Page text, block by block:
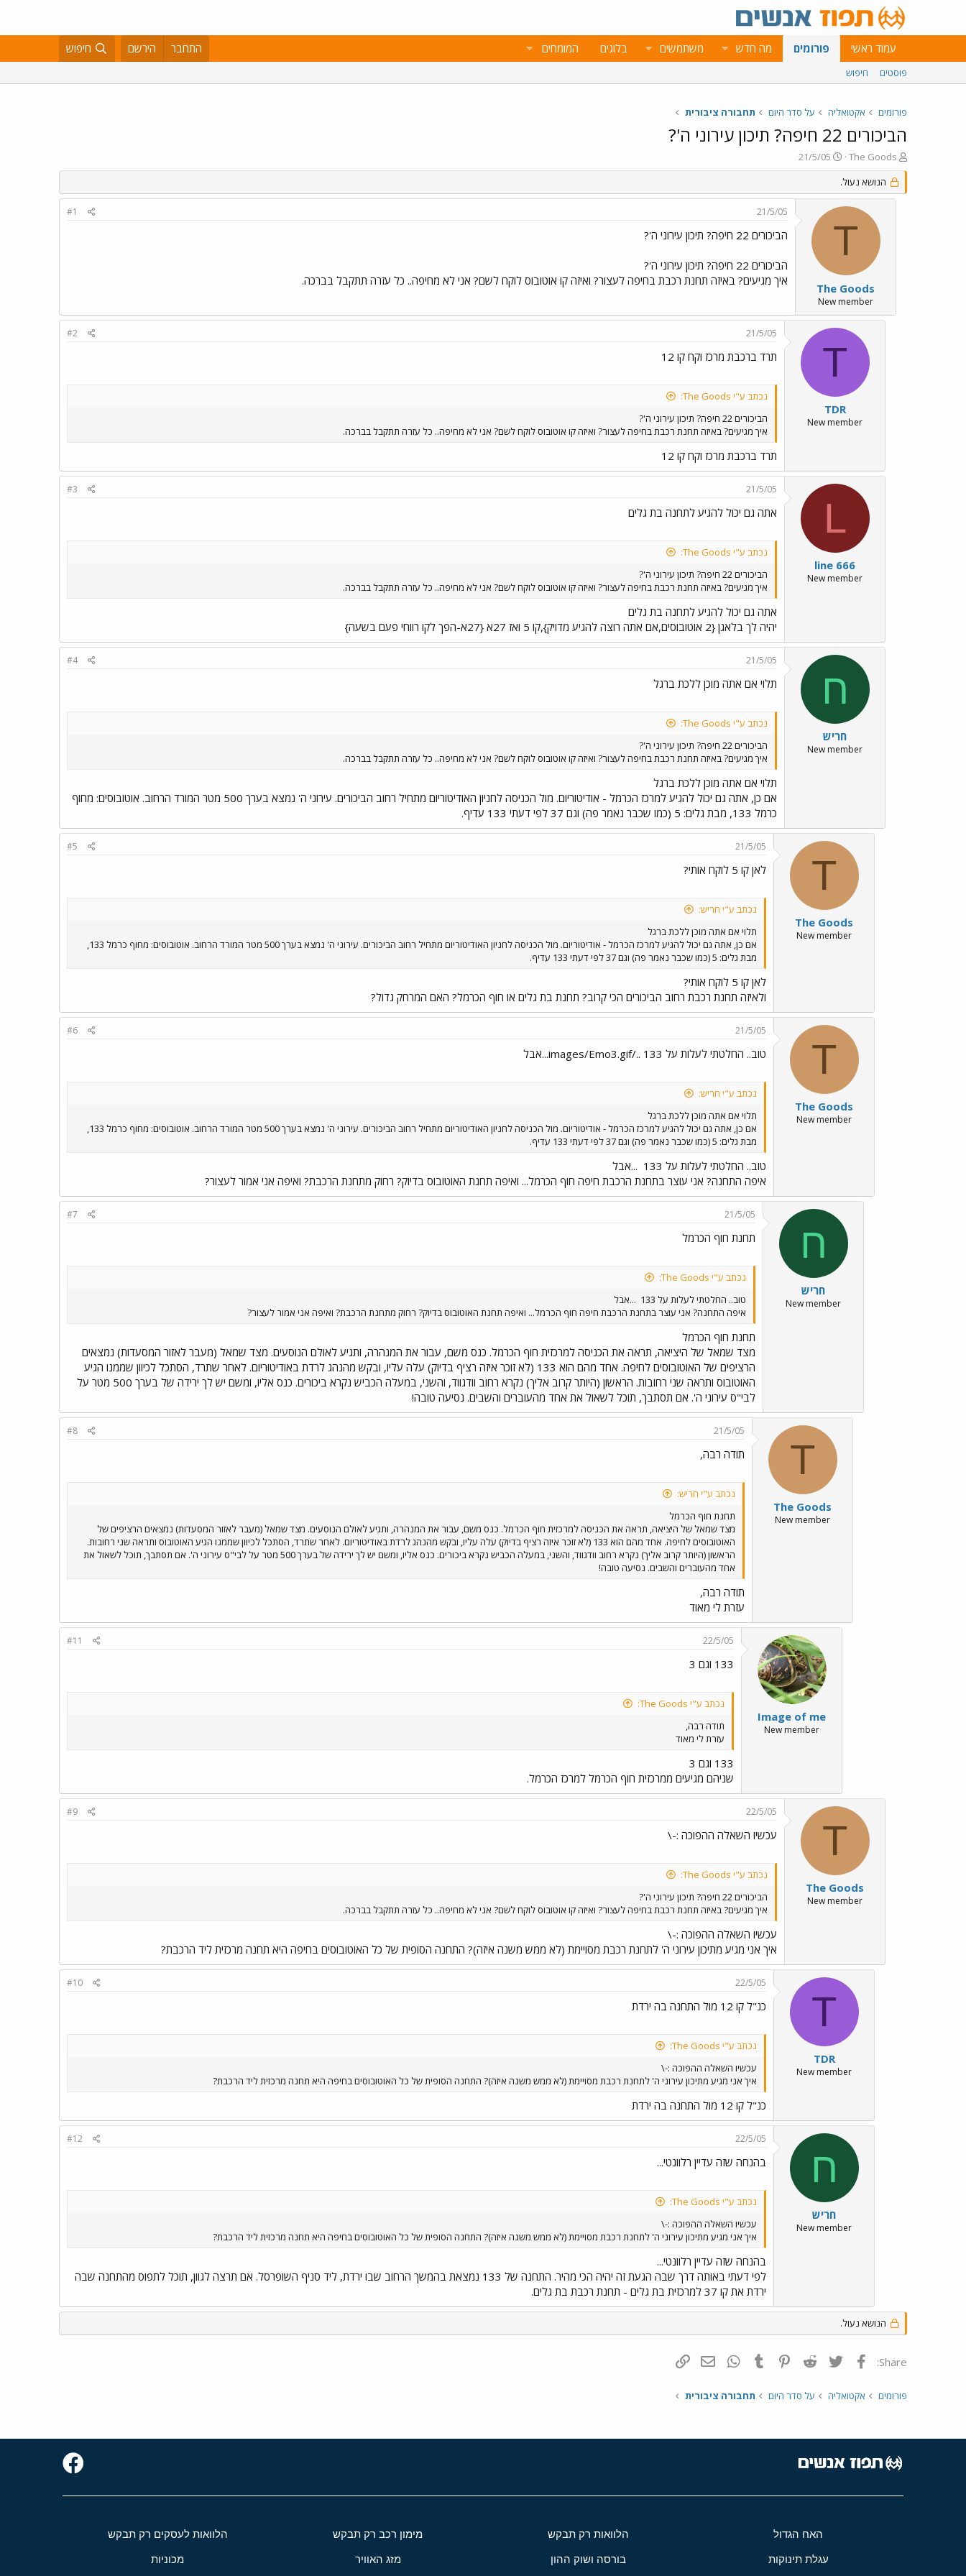
עמוד ראשי פורומים מה חדש משתמשים בלוגים המומחים התחבר הירשם חיפוש
פוסטים חיפוש
פורומים אקטואליה על סדר היום תחבורה ציבורית
הביכורים 22 חיפה? תיכון עירוני ה'?
פ
ו
ת
ח
The Goods
פ
ו
ס
ם
י
ך
21/5/05
הנושא נעול.
T
The Goods
New member
21/5/05
#1
הביכורים 22 חיפה? תיכון עירוני ה'?
הביכורים 22 חיפה? תיכון עירוני ה'?
איך מגיעים? באיזה תחנת רכבת בחיפה לעצור? ואיזה קו אוטובוס לוקח לשם? אני לא מחיפה.. כל עזרה תתקבל בברכה.
T
TDR
New member
21/5/05
#2
תרד ברכבת מרכז וקח קו 12
נכתב ע"י The Goods:
הביכורים 22 חיפה? תיכון עירוני ה'?
איך מגיעים? באיזה תחנת רכבת בחיפה לעצור? ואיזה קו אוטובוס לוקח לשם? אני לא מחיפה.. כל עזרה תתקבל בברכה.
תרד ברכבת מרכז וקח קו 12
L
line 666
New member
21/5/05
#3
אתה גם יכול להגיע לתחנה בת גלים
נכתב ע"י The Goods:
הביכורים 22 חיפה? תיכון עירוני ה'?
איך מגיעים? באיזה תחנת רכבת בחיפה לעצור? ואיזה קו אוטובוס לוקח לשם? אני לא מחיפה.. כל עזרה תתקבל בברכה.
אתה גם יכול להגיע לתחנה בת גלים
יהיה לך בלאגן {2 אוטובוסים,אם אתה רוצה להגיע מדויק},קו 5 ואז 27א {27א-הפך לקו רווחי פעם בשעה}
ח
חריש
New member
21/5/05
#4
תלוי אם אתה מוכן ללכת ברגל
נכתב ע"י The Goods:
הביכורים 22 חיפה? תיכון עירוני ה'?
איך מגיעים? באיזה תחנת רכבת בחיפה לעצור? ואיזה קו אוטובוס לוקח לשם? אני לא מחיפה.. כל עזרה תתקבל בברכה.
תלוי אם אתה מוכן ללכת ברגל
אם כן, אתה גם יכול להגיע למרכז הכרמל - אודיטוריום. מול הכניסה לחניון האודיטוריום מתחיל רחוב הביכורים. עירוני ה' נמצא בערך 500 מטר המורד הרחוב. אוטובוסים: מחוף
כרמל 133, מבת גלים: 5 (כמו שכבר נאמר פה) וגם 37 לפי דעתי 133 עדיף.
T
The Goods
New member
21/5/05
#5
לאן קו 5 לוקח אותי?
נכתב ע"י חריש:
תלוי אם אתה מוכן ללכת ברגל
אם כן, אתה גם יכול להגיע למרכז הכרמל - אודיטוריום. מול הכניסה לחניון האודיטוריום מתחיל רחוב הביכורים. עירוני ה' נמצא בערך 500 מטר המורד הרחוב. אוטובוסים: מחוף כרמל 133,
מבת גלים: 5 (כמו שכבר נאמר פה) וגם 37 לפי דעתי 133 עדיף.
לאן קו 5 לוקח אותי?
ולאיזה תחנת רכבת רחוב הביכורים הכי קרוב? תחנת בת גלים או חוף הכרמל? האם המרחק גדול?
T
The Goods
New member
21/5/05
#6
טוב.. החלטתי לעלות על 133 ../images/Emo3.gif...אבל
נכתב ע"י חריש:
תלוי אם אתה מוכן ללכת ברגל
אם כן, אתה גם יכול להגיע למרכז הכרמל - אודיטוריום. מול הכניסה לחניון האודיטוריום מתחיל רחוב הביכורים. עירוני ה' נמצא בערך 500 מטר המורד הרחוב. אוטובוסים: מחוף כרמל 133,
מבת גלים: 5 (כמו שכבר נאמר פה) וגם 37 לפי דעתי 133 עדיף.
טוב.. החלטתי לעלות על 133
...אבל
איפה התחנה? אני עוצר בתחנת הרכבת חיפה חוף הכרמל... ואיפה תחנת האוטובוס בדיוק? רחוק מתחנת הרכבת? ואיפה אני אמור לעצור?
ח
חריש
New member
21/5/05
#7
תחנת חוף הכרמל
נכתב ע"י The Goods:
טוב.. החלטתי לעלות על 133
...אבל
איפה התחנה? אני עוצר בתחנת הרכבת חיפה חוף הכרמל... ואיפה תחנת האוטובוס בדיוק? רחוק מתחנת הרכבת? ואיפה אני אמור לעצור?
תחנת חוף הכרמל
מצד שמאל של היציאה, תראה את הכניסה למרכזית חוף הכרמל. כנס משם, עבור את המנהרה, ותגיע לאולם הנוסעים. מצד שמאל (מעבר לאזור המסעדות) נמצאים
הרציפים של האוטובוסים לחיפה. אחד מהם הוא 133 (לא זוכר איזה רציף בדיוק) עלה עליו, ובקש מהנהג לרדת באודיטוריום. לאחר שתרד, הסתכל לכיוון שממנו הגיע
האוטובוס ותראה שני רחובות. הראשון (היותר קרוב אליך) נקרא רחוב וודגווד, והשני, במעלה הכביש נקרא ביכורים. כנס אליו, ומשם יש לך ירידה של בערך 500 מטר על
לבי"ס עירוני ה'. אם תסתבך, תוכל לשאול את אחד מהעוברים והשבים. נסיעה טובה!
T
The Goods
New member
21/5/05
#8
תודה רבה,
נכתב ע"י חריש:
תחנת חוף הכרמל
מצד שמאל של היציאה, תראה את הכניסה למרכזית חוף הכרמל. כנס משם, עבור את המנהרה, ותגיע לאולם הנוסעים. מצד שמאל (מעבר לאזור המסעדות) נמצאים הרציפים של
האוטובוסים לחיפה. אחד מהם הוא 133 (לא זוכר איזה רציף בדיוק) עלה עליו, ובקש מהנהג לרדת באודיטוריום. לאחר שתרד, הסתכל לכיוון שממנו הגיע האוטובוס ותראה שני רחובות.
הראשון (היותר קרוב אליך) נקרא רחוב וודגווד, והשני, במעלה הכביש נקרא ביכורים. כנס אליו, ומשם יש לך ירידה של בערך 500 מטר על לבי"ס עירוני ה'. אם תסתבך, תוכל לשאול את
אחד מהעוברים והשבים. נסיעה טובה!
תודה רבה,
עזרת לי מאוד
Image of me
New member
22/5/05
#11
133 וגם 3
נכתב ע"י The Goods:
תודה רבה,
עזרת לי מאוד
133 וגם 3
שניהם מגיעים ממרכזית חוף הכרמל למרכז הכרמל.
T
The Goods
New member
22/5/05
#9
עכשיו השאלה ההפוכה :-\
נכתב ע"י The Goods:
הביכורים 22 חיפה? תיכון עירוני ה'?
איך מגיעים? באיזה תחנת רכבת בחיפה לעצור? ואיזה קו אוטובוס לוקח לשם? אני לא מחיפה.. כל עזרה תתקבל בברכה.
עכשיו השאלה ההפוכה :-\
איך אני מגיע מתיכון עירוני ה' לתחנת רכבת מסויימת (לא ממש משנה איזה)? התחנה הסופית של כל האוטובוסים בחיפה היא תחנה מרכזית ליד הרכבת?
T
TDR
New member
22/5/05
#10
כנ"ל קו 12 מול התחנה בה ירדת
נכתב ע"י The Goods:
עכשיו השאלה ההפוכה :-\
איך אני מגיע מתיכון עירוני ה' לתחנת רכבת מסויימת (לא ממש משנה איזה)? התחנה הסופית של כל האוטובוסים בחיפה היא תחנה מרכזית ליד הרכבת?
כנ"ל קו 12 מול התחנה בה ירדת
ח
חריש
New member
22/5/05
#12
בהנחה שזה עדיין רלוונטי...
נכתב ע"י The Goods:
עכשיו השאלה ההפוכה :-\
איך אני מגיע מתיכון עירוני ה' לתחנת רכבת מסויימת (לא ממש משנה איזה)? התחנה הסופית של כל האוטובוסים בחיפה היא תחנה מרכזית ליד הרכבת?
בהנחה שזה עדיין רלוונטי...
לפי דעתי באותה דרך שבה הגעת זה יהיה הכי מהיר. התחנה של 133 נמצאת בהמשך הרחוב שבו ירדת, ליד סניף השופרסל. אם תרצה לגוון, תוכל לתפוס מהתחנה שבה
ירדת את קו 37 למרכזית בת גלים - תחנת רכבת בת גלים.
הנושא נעול.
Share: פייסבוק Twitter
Reddit
Pinterest
Tumblr
WhatsAppדואר אלקטרוני
פורומים אקטואליה על סדר היום תחבורה ציבורית
האח הגדול הלוואות רק תבקש מימון רכב רק תבקש הלוואות לעסקים רק תבקש
עגלת תינוקות בורסה ושוק ההון מזג האוויר מכוניות